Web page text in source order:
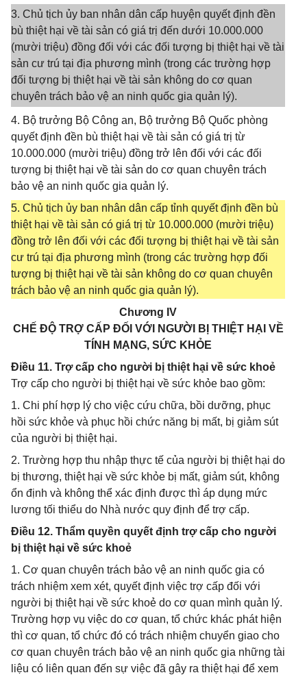
3. Chủ tịch ủy ban nhân dân cấp huyện quyết định đền
bù thiệt hại về tài sản có giá trị đến dưới 10.000.000
(mười triệu) đồng đối với các đối tượng bị thiệt hại về tài
sản cư trú tại địa phương mình (trong các trường hợp
đối tượng bị thiệt hại về tài sản không do cơ quan
chuyên trách bảo vệ an ninh quốc gia quản lý).
4. Bộ trưởng Bộ Công an, Bộ trưởng Bộ Quốc phòng
quyết định đền bù thiệt hại về tài sản có giá trị từ
10.000.000 (mười triệu) đồng trở lên đối với các đối
tượng bị thiệt hại về tài sản do cơ quan chuyên trách
bảo vệ an ninh quốc gia quản lý.
5. Chủ tịch ủy ban nhân dân cấp tỉnh quyết định đền bù
thiệt hại về tài sản có giá trị từ 10.000.000 (mười triệu)
đồng trở lên đối với các đối tượng bị thiệt hại về tài sản
cư trú tại địa phương mình (trong các trường hợp đối
tượng bị thiệt hại về tài sản không do cơ quan chuyên
trách bảo vệ an ninh quốc gia quản lý).
Chương IV
CHẾ ĐỘ TRỢ CẤP ĐỐI VỚI NGƯỜI BỊ THIỆT HẠI VỀ
TÍNH MẠNG, SỨC KHỎE
Điều 11. Trợ cấp cho người bị thiệt hại về sức khoẻ
Trợ cấp cho người bị thiệt hại về sức khỏe bao gồm:
1. Chi phí hợp lý cho việc cứu chữa, bồi dưỡng, phục
hồi sức khỏe và phục hồi chức năng bị mất, bị giảm sút
của người bị thiệt hại.
2. Trường hợp thu nhập thực tế của người bị thiệt hại do
bị thương, thiệt hại về sức khỏe bị mất, giảm sút, không
ổn định và không thể xác định được thì áp dụng mức
lương tối thiểu do Nhà nước quy định để trợ cấp.
Điều 12. Thẩm quyền quyết định trợ cấp cho người
bị thiệt hại về sức khoẻ
1. Cơ quan chuyên trách bảo vệ an ninh quốc gia có
trách nhiệm xem xét, quyết định việc trợ cấp đối với
người bị thiệt hại về sức khoẻ do cơ quan mình quản lý.
Trường hợp vụ việc do cơ quan, tổ chức khác phát hiện
thì cơ quan, tổ chức đó có trách nhiệm chuyển giao cho
cơ quan chuyên trách bảo vệ an ninh quốc gia những tài
liệu có liên quan đến sự việc đã gây ra thiệt hại để xem